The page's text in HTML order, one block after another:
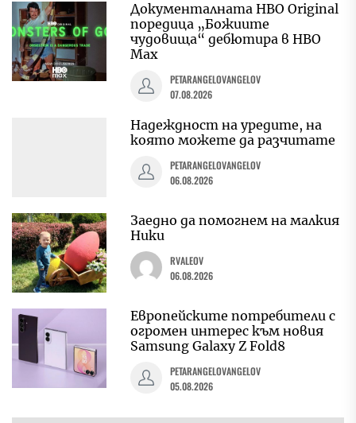
Документалната HBO Original
поредица „Божиите
чудовища“ дебютира в HBO
Max
PETARANGELOVANGELOV
07.08.2026
Надеждност на уредите, на
която можете да разчитате
PETARANGELOVANGELOV
06.08.2026
Заедно да помогнем на малкия
Ники
RVALEOV
06.08.2026
Европейските потребители с
огромен интерес към новия
Samsung Galaxy Z Fold8
PETARANGELOVANGELOV
05.08.2026